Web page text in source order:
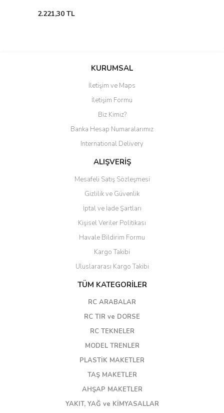
2.221,30 TL
KURUMSAL
İletişim ve Maps
İletişim Formu
Biz Kimiz?
Banka Hesap Numaralarımız
International Delivery
ALIŞVERİŞ
Mesafeli Satış Sözleşmesi
Gizlilik ve Güvenlik
İptal ve İade Şartları
Kişisel Veriler Politikası
Havale Bildirim Formu
Kargo Takibi
Uluslararası Kargo Takibi
TÜM KATEGORİLER
RC ARABALAR
RC TIR ve DORSE
RC TEKNELER
MODEL TRENLER
PLASTİK MAKETLER
TAŞ MAKETLER
AHŞAP MAKETLER
YAKIT, YAĞ ve KİMYASALLAR